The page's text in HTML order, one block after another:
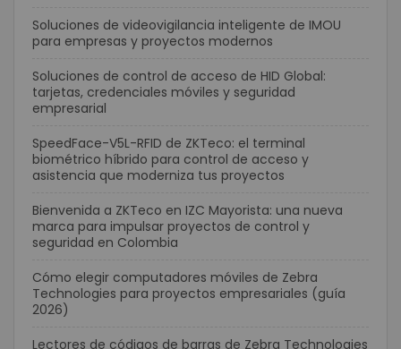
Soluciones de videovigilancia inteligente de IMOU
para empresas y proyectos modernos
Soluciones de control de acceso de HID Global:
tarjetas, credenciales móviles y seguridad
empresarial
SpeedFace-V5L-RFID de ZKTeco: el terminal
biométrico híbrido para control de acceso y
asistencia que moderniza tus proyectos
Bienvenida a ZKTeco en IZC Mayorista: una nueva
marca para impulsar proyectos de control y
seguridad en Colombia
Cómo elegir computadores móviles de Zebra
Technologies para proyectos empresariales (guía
2026)
Lectores de códigos de barras de Zebra Technologies